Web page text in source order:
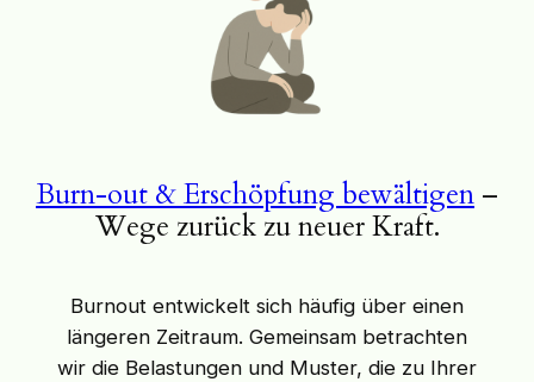
Burn-out & Erschöpfung bewältigen –
Wege zurück zu neuer Kraft.
Burnout entwickelt sich häufig über einen
längeren Zeitraum. Gemeinsam betrachten
wir die Belastungen und Muster, die zu Ihrer